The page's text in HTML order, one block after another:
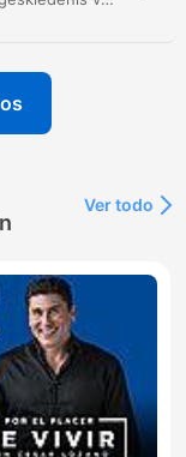
Ver todo